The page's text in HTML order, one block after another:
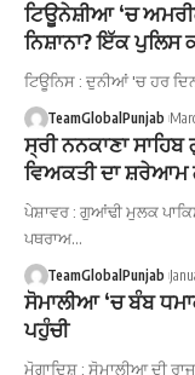
ਟਿਊਨੇਸ਼ੀਆ ‘ਚ
ਨਿਸ਼ਾਨਾ? ਇੱਕ ਪੁਲਿਸ
ਟਿਊਨਿਸ : ਦੁਨੀਆਂ 'ਚ ਹਰ
TeamGlobalPunjab
ਸ੍ਰੀ ਨਨਕਾਣਾ
ਵਿਅਕਤੀ ਦਾ
ਪੇਸ਼ਾਵਰ : ਗੁਆਂਢੀ ਮੁਲਕ
ਪਥਰਾਅ…
TeamGlobalPunjab
ਸੋਮਾਲੀਆ ‘ਚ ਬੰਬ
ਪਹੁੰਚੀ
ਮੋਗਾਦਿਸ਼ੂ : ਸੋਮਾਲੀਆ ਦੀ